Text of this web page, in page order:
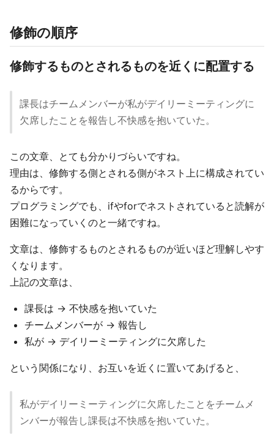
修飾の順序
修飾するものとされるものを近くに配置する
課長はチームメンバーが私がデイリーミーティングに
欠席したことを報告し不快感を抱いていた。
この文章、とても分かりづらいですね。
理由は、修飾する側とされる側がネスト上に構成されてい
るからです。
プログラミングでも、ifやforでネストされていると読解が
困難になっていくのと一緒ですね。
文章は、修飾するものとされるものが近いほど理解しやす
くなります。
上記の文章は、
課長は → 不快感を抱いていた
チームメンバーが → 報告し
私が → デイリーミーティングに欠席した
という関係になり、お互いを近くに置いてあげると、
私がデイリーミーティングに欠席したことをチームメ
ンバーが報告し課長は不快感を抱いていた。